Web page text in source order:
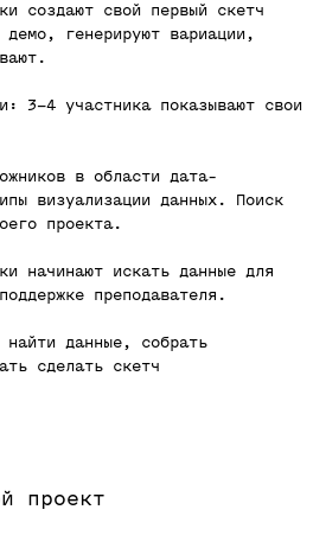
создают свой первый скетч
генерируют вариации,
3−4 участника показывают свои
в области дата-
визуализации данных. Поиск
проекта.
начинают искать данные для
преподавателя.
данные, собрать
сделать скетч
проект